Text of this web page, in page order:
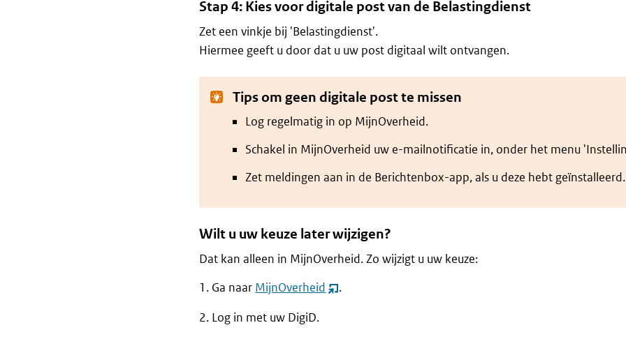
Stap 4: Kies voor digitale post van de Belastingdienst
Zet een vinkje bij 'Belastingdienst'.
Hiermee geeft u door dat u uw post digitaal wilt ontvangen.
Tips om geen digitale post te missen
Log regelmatig in op MijnOverheid.
Schakel in MijnOverheid uw e-mailnotificatie in, onder het menu
Zet meldingen aan in de Berichtenbox-app, als u deze hebt geïnstalleerd.
Wilt u uw keuze later wijzigen?
Dat kan alleen in MijnOverheid. Zo wijzigt u uw keuze:
Ga naar MijnOverheid (opent
.
Log in met uw DigiD.